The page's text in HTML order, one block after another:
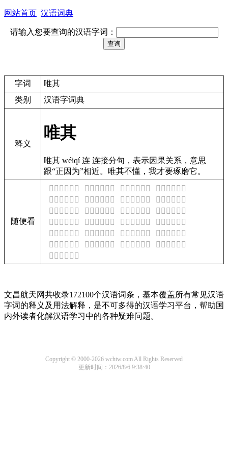
网站首页 汉语词典
请输入您要查询的汉语字词：
字词
唯其
类别
汉语字词典
释义
唯其
唯其 wéiqí 连 连接分句，表示因果关系，意思
跟“正因为”相近。唯其不懂，我才要琢磨它。
随便看
𢵪是什么意思 𢵫是什么意思 𢵬是什么意思
𢵭是什么意思
𢵮是什么意思
𢵯是什么意思 𢵰是什么意思
𢵱是什么意思
𢵲是什么意思
𢵳是什么意思 𢵴是什么意思
𢵵是什么意思
𢵶是什么意思
𢵷是什么意思 𢵸是什么意思
𢵹是什么意思
𢵺是什么意思
𢵻是什么意思 𢵼是什么意思
𢵽是什么意思
𢵾是什么意思
𢵿是什么意思 𢶀是什么意思
𢶁是什么意思
𢶂是什么意思
文昌航天网共收录172100个汉语词条，基本覆盖所有常见汉语
字词的释义及用法解释，是不可多得的汉语学习平台，帮助国
内外读者化解汉语学习中的各种疑难问题。
Copyright © 2000-2026 wchtw.com All Rights Reserved
更新时间：2026/8/6 9:38:40